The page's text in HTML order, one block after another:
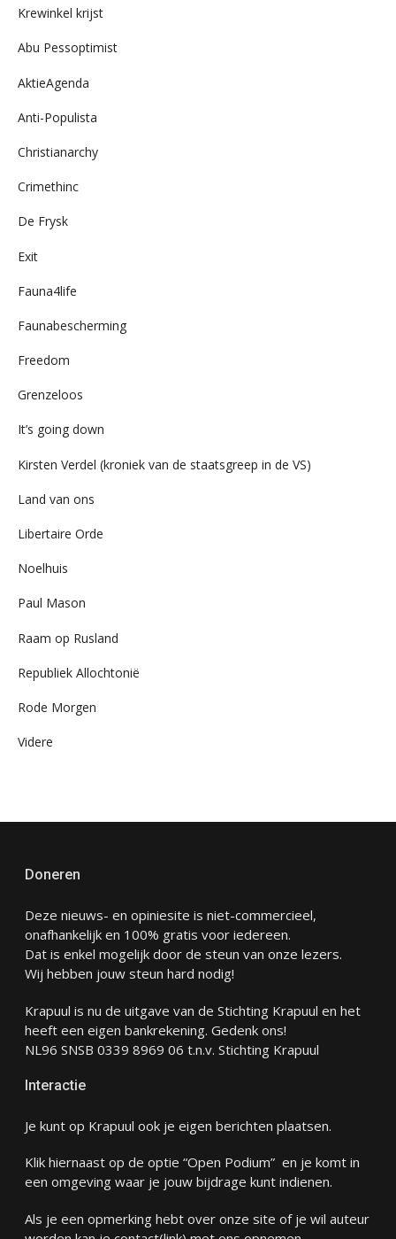
Krewinkel krijst
Abu Pessoptimist
AktieAgenda
Anti-Populista
Christianarchy
Crimethinc
De Frysk
Exit
Fauna4life
Faunabescherming
Freedom
Grenzeloos
It’s going down
Kirsten Verdel (kroniek van de staatsgreep in de VS)
Land van ons
Libertaire Orde
Noelhuis
Paul Mason
Raam op Rusland
Republiek Allochtonië
Rode Morgen
Videre
Doneren
Deze nieuws- en opiniesite is niet-commercieel,
onafhankelijk en 100% gratis voor iedereen.
Dat is enkel mogelijk door de steun van onze lezers.
Wij hebben jouw steun hard nodig!
Krapuul is nu de uitgave van de Stichting Krapuul en het
heeft een eigen bankrekening. Gedenk ons!
NL96 SNSB 0339 8969 06 t.n.v. Stichting Krapuul
Interactie
Je kunt op Krapuul ook je eigen berichten plaatsen.
Klik hiernaast op de optie “Open Podium” en je komt in
een omgeving waar je jouw bijdrage kunt indienen.
Als je een opmerking hebt over onze site of je wil auteur